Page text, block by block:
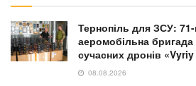
Тернопіль для ЗСУ:
аеромобільна
сучасних дронів
08.08.2026